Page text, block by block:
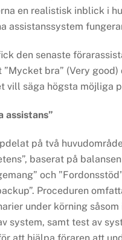
en realistisk inblick i
assistanssystem
den senaste
bra” (Very good)
vill säga högsta möjliga
assistans”
på två
baserat på
och
Proceduren
under körning såsom
system, samt test av
att hjälpa föraren att